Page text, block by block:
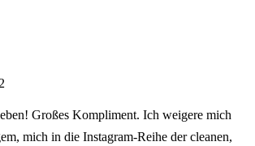
Großes Kompliment. Ich weigere mich
mich in die Instagram-Reihe der cleanen,